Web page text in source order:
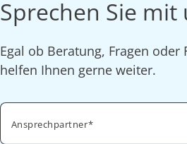
Sprechen Sie mit
Egal ob Beratung, Fragen oder
helfen Ihnen gerne weiter.
Ansprechpartner